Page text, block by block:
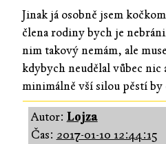
Jinak já osobně jsem
člena rodiny bych je
nim takový nemám, ale
kdybych neudělal vůbec nic
minimálně vší silou pěstí by
Autor: Lojza
Čas: 2017-01-10 12:44:15